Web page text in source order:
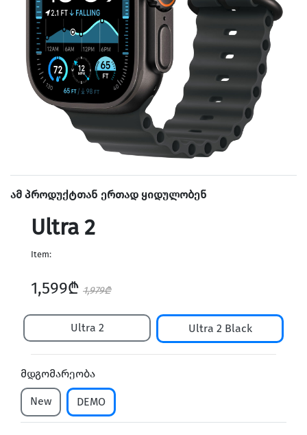
ამ პროდუქტთან ერთად ყიდულობენ
Ultra 2
Item:
1,599₾ 1,979₾
Ultra 2 Ultra 2 Black
მდგომარეობა
New DEMO